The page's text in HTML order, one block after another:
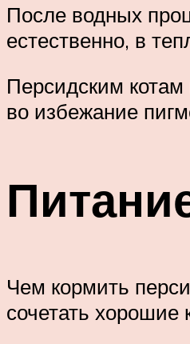
После водных
естественно, в
Персидским котам
во избежание
Чем кормить
сочетать